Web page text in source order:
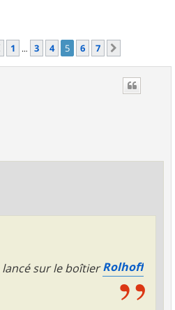
5sur 7
Précédent
1 … 3 4 5 6 7
lancé sur le boîtierRolhoff